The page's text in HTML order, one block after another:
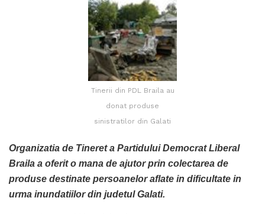
Tinerii din PDL Braila au
donat produse
sinistratilor din Galati
Organizatia de Tineret a Partidului Democrat Liberal
Braila a oferit o mana de ajutor prin colectarea de
produse destinate persoanelor aflate in dificultate in
urma inundatiilor din judetul Galati.